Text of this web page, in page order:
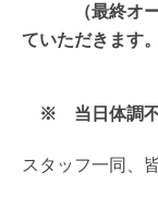
（最終オーダ
ていただきます
※ 当日体調不
スタッフ一同、